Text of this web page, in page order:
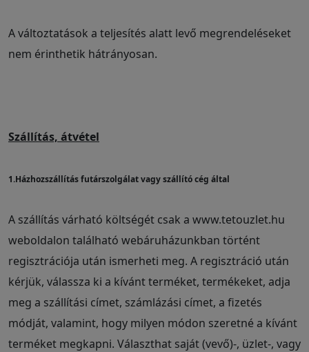
A változtatások a teljesítés alatt levő megrendeléseket
nem érinthetik hátrányosan.
Szállítás, átvétel
1.Házhozszállítás futárszolgálat vagy szállító cég által
A szállítás várható költségét csak a www.tetouzlet.hu
weboldalon található webáruházunkban történt
regisztrációja után ismerheti meg. A regisztráció után
kérjük, válassza ki a kívánt terméket, termékeket, adja
meg a szállítási címet, számlázási címet, a fizetés
módját, valamint, hogy milyen módon szeretné a kívánt
terméket megkapni. Választhat saját (vevő)-, üzlet-, vagy